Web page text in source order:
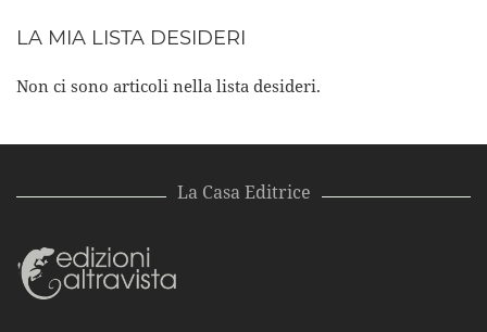
LA MIA LISTA DESIDERI
Non ci sono articoli nella lista desideri.
La Casa Editrice